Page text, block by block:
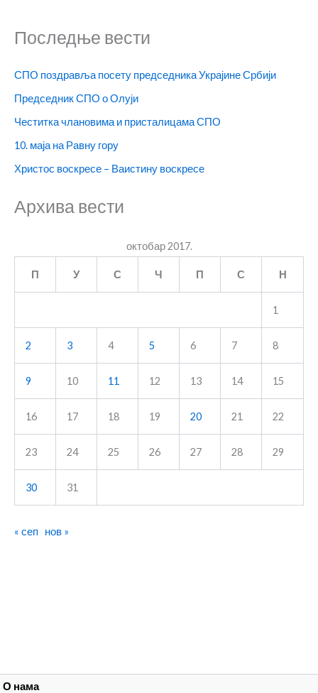
Последње вести
СПО поздравља посету председника Украјине Србији
Председник СПО о Олуји
Честитка члановима и присталицама СПО
10. маја на Равну гору
Христос воскресе – Ваистину воскресе
Архива вести
октобар 2017.
П У С Ч П С Н
1
2 3 4 5 6 7 8
9 10 11 12 13 14 15
16 17 18 19 20 21 22
23 24 25 26 27 28 29
30 31
« сеп нов »
О нама